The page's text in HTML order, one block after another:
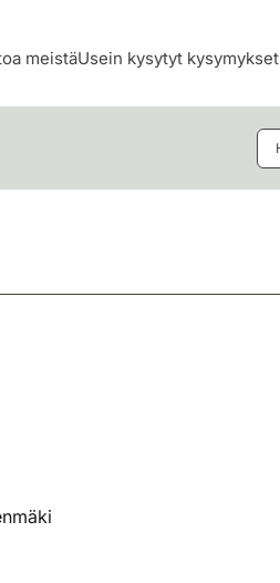
meistäUsein kysytyt kysymykset